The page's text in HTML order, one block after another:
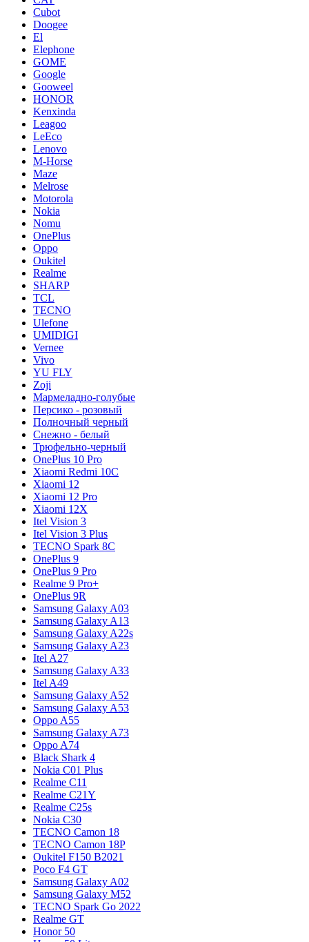
Cubot
Doogee
El
Elephone
GOME
Google
Gooweel
HONOR
Kenxinda
Leagoo
LeEco
Lenovo
M-Horse
Maze
Melrose
Motorola
Nokia
Nomu
OnePlus
Oppo
Oukitel
Realme
SHARP
TCL
TECNO
Ulefone
UMIDIGI
Vernee
Vivo
YU FLY
Zoji
Мармеладно-голубые
Персико - розовый
Полночный черный
Снежно - белый
Трюфельно-черный
OnePlus 10 Pro
Xiaomi Redmi 10C
Xiaomi 12
Xiaomi 12 Pro
Xiaomi 12X
Itel Vision 3
Itel Vision 3 Plus
TECNO Spark 8C
OnePlus 9
OnePlus 9 Pro
Realme 9 Pro+
OnePlus 9R
Samsung Galaxy A03
Samsung Galaxy A13
Samsung Galaxy A22s
Samsung Galaxy A23
Itel A27
Samsung Galaxy A33
Itel A49
Samsung Galaxy A52
Samsung Galaxy A53
Oppo A55
Samsung Galaxy A73
Oppo A74
Black Shark 4
Nokia C01 Plus
Realme C11
Realme C21Y
Realme C25s
Nokia C30
TECNO Camon 18
TECNO Camon 18P
Oukitel F150 B2021
Poco F4 GT
Samsung Galaxy A02
Samsung Galaxy M52
TECNO Spark Go 2022
Realme GT
Honor 50